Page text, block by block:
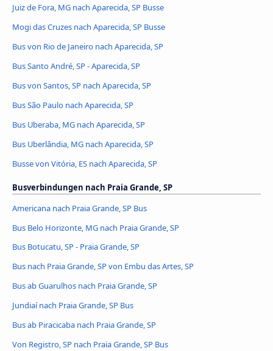
Juiz de Fora, MG nach Aparecida, SP Busse
Mogi das Cruzes nach Aparecida, SP Busse
Bus von Rio de Janeiro nach Aparecida, SP
Bus Santo André, SP - Aparecida, SP
Bus von Santos, SP nach Aparecida, SP
Bus São Paulo nach Aparecida, SP
Bus Uberaba, MG nach Aparecida, SP
Bus Uberlândia, MG nach Aparecida, SP
Busse von Vitória, ES nach Aparecida, SP
Busverbindungen nach Praia Grande, SP
Americana nach Praia Grande, SP Bus
Bus Belo Horizonte, MG nach Praia Grande, SP
Bus Botucatu, SP - Praia Grande, SP
Bus nach Praia Grande, SP von Embu das Artes, SP
Bus ab Guarulhos nach Praia Grande, SP
Jundiaí nach Praia Grande, SP Bus
Bus ab Piracicaba nach Praia Grande, SP
Von Registro, SP nach Praia Grande, SP Bus